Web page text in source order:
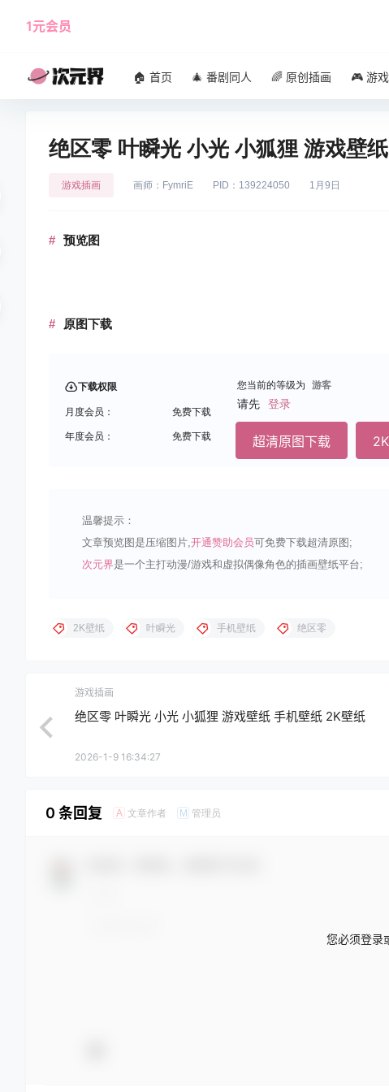
1元会员
🏠 首页 🎄 番剧同人 🌈 原创插画 🎮 游
绝区零 叶瞬光 小光 小狐狸 游戏壁
游戏插画 画师：FymriE PID：139224050 1月9日
预览图
原图下载
下载权限
月度会员： 免费下载
年度会员： 免费下载
您当前的等级为 游客
请先 登录
超清原图下载
温馨提示：
文章预览图是压缩图片,开通赞助会员可免费下载超清原图;
次元界是一个主打动漫/游戏和虚拟偶像角色的插画壁纸平台;
2K壁纸 叶瞬光 手机壁纸 绝区零
游戏插画
绝区零 叶瞬光 小光 小狐狸 游戏壁纸 手机壁纸 2K壁纸
2026-1-9 16:34:27
0 条回复 A 文章作者 M 管理员
您必须登录